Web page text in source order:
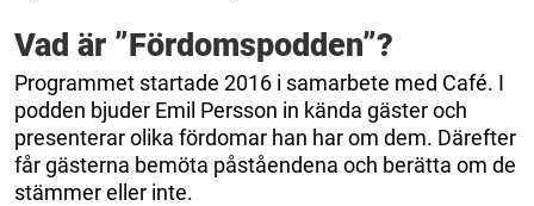
Vad är ”Fördomspodden”?
Programmet startade 2016 i samarbete med Café. I
podden bjuder Emil Persson in kända gäster och
presenterar olika fördomar han har om dem. Därefter
får gästerna bemöta påståendena och berätta om de
stämmer eller inte.